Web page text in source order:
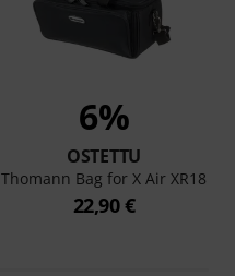
6%
OSTETTU
Thomann Bag for X Air XR18
22,90 €